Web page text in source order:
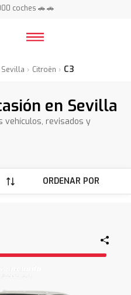
España ⭐
España ⭐
Sevilla Citroën C3
en Sevilla
vehículos, revisados y
ORDENAR POR